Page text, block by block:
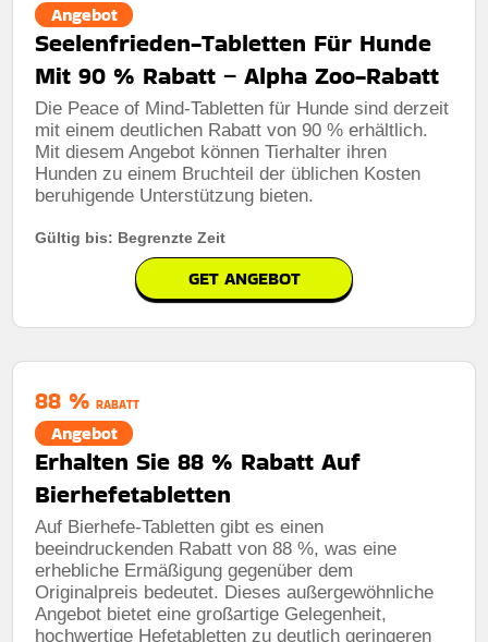
Angebot
Seelenfrieden-Tabletten Für Hunde
Mit 90 % Rabatt – Alpha Zoo-Rabatt
Die Peace of Mind-Tabletten für Hunde sind derzeit
mit einem deutlichen Rabatt von 90 % erhältlich.
Mit diesem Angebot können Tierhalter ihren
Hunden zu einem Bruchteil der üblichen Kosten
beruhigende Unterstützung bieten.
Gültig bis: Begrenzte Zeit
GET ANGEBOT
88 % RABATT
Angebot
Erhalten Sie 88 % Rabatt Auf
Bierhefetabletten
Auf Bierhefe-Tabletten gibt es einen
beeindruckenden Rabatt von 88 %, was eine
erhebliche Ermäßigung gegenüber dem
Originalpreis bedeutet. Dieses außergewöhnliche
Angebot bietet eine großartige Gelegenheit,
hochwertige Hefetabletten zu deutlich geringeren